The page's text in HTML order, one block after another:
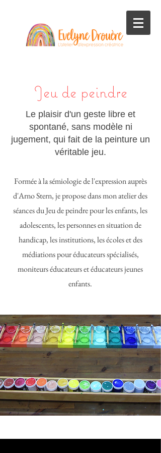
Jeu de peindre
Le plaisir d'un geste libre et
spontané, sans modèle ni
jugement, qui fait de la peinture un
véritable jeu.
Formée à la sémiologie de l'expression auprès
d'Arno Stern, je propose dans mon atelier des
séances du Jeu de peindre pour les enfants, les
adolescents, les personnes en situation de
handicap, les institutions, les écoles et des
médiations pour éducateurs spécialisés,
moniteurs éducateurs et éducateurs jeunes
enfants.